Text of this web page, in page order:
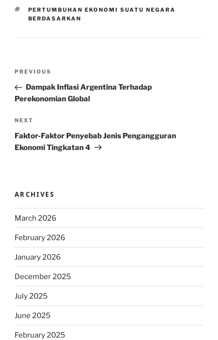
TAGS
PERTUMBUHAN EKONOMI SUATU NEGARA
BERDASARKAN
Previous
Post
PREVIOUS
Dampak Inflasi Argentina Terhadap
Perekonomian Global
Next
Post
NEXT
Faktor-Faktor Penyebab Jenis Pengangguran
Ekonomi Tingkatan 4
ARCHIVES
March 2026
February 2026
January 2026
December 2025
July 2025
June 2025
February 2025